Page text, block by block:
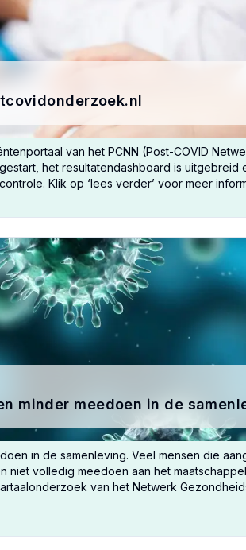
van het PCNN (Post-COVID
het resultatendashboard is uitgebreid
Klik op ‘lees verder’ voor meer
minder meedoen in de
in de samenleving. Veel mensen die
volledig meedoen aan het
van het Netwerk